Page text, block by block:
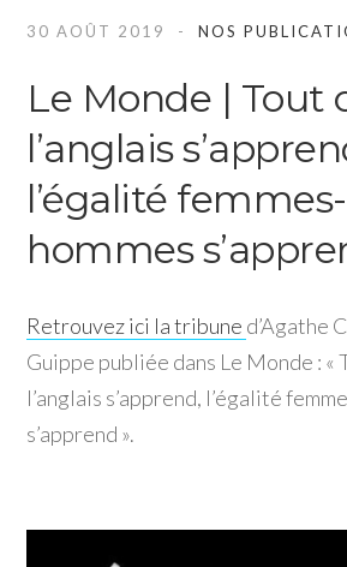
30 AOÛT 2019 NOS
Le Monde | Tout
l’anglais
l’égalité femmes-
hommes
Retrouvez ici la tribune d’Agathe
Guippe publiée dans Le Monde : «
l’anglais s’apprend, l’égalité
s’apprend ».